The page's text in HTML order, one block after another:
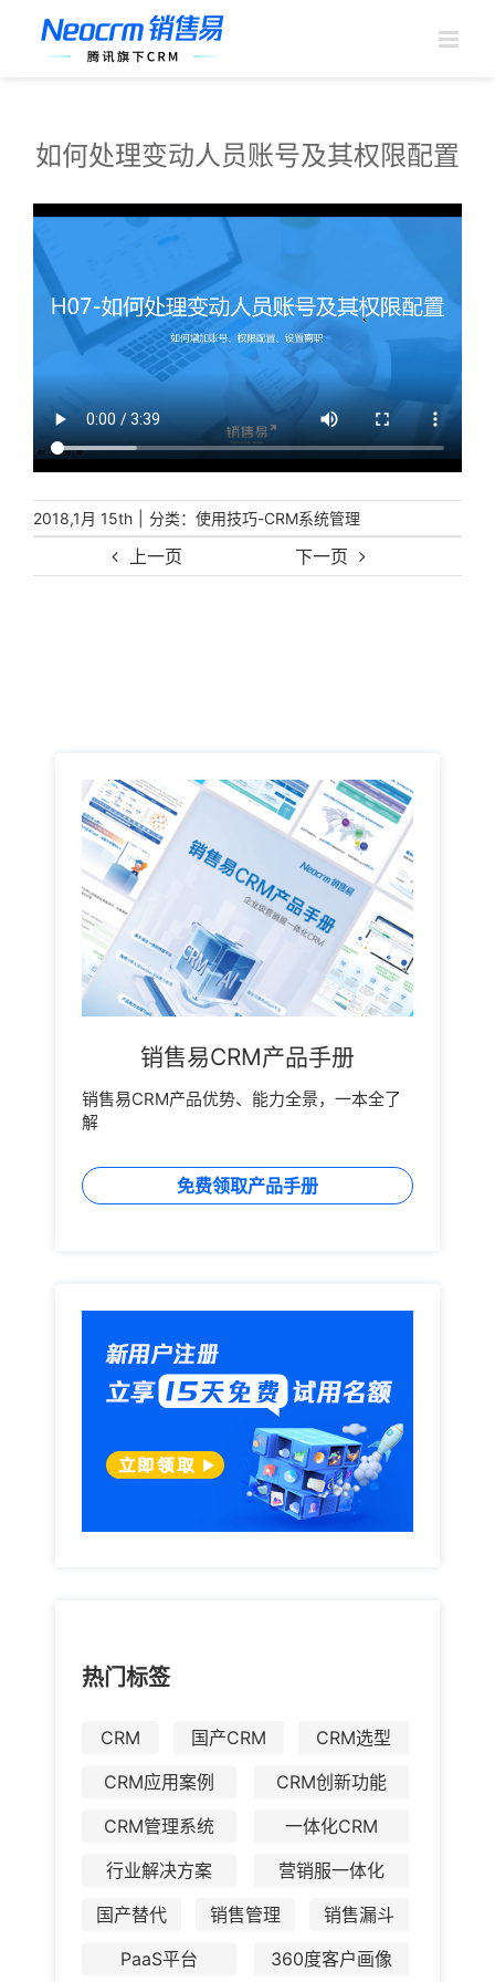
上一页 下一页
如何处理变动人员账号及其权限配置
2018,1月 15th | 分类： 使用技巧-CRM系统管理
销售易CRM产品手册
销售易CRM产品优势、能力全景，一本全了
解
免费领取产品手册
热门标签
CRM 国产CRM
CRM选型
CRM应用案例
CRM创新功能
CRM管理系统
一体化CRM
行业解决方案
营销服一体化
国产替代
销售管理
销售漏斗
PaaS平台
360度客户画像